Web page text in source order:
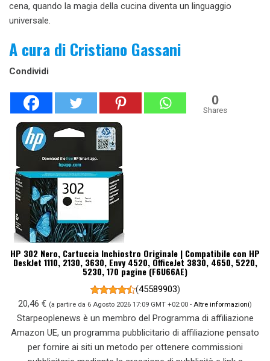
cena, quando la magia della cucina diventa un linguaggio
universale.
A cura di Cristiano Gassani
Condividi
0
Shares
HP 302 Nero, Cartuccia Inchiostro Originale | Compatibile con HP
DeskJet 1110, 2130, 3630, Envy 4520, OfficeJet 3830, 4650, 5220,
5230, 170 pagine (F6U66AE)
(45589903)
20,46 € (a partire da 6 Agosto 2026 17:09 GMT +02:00 - Altre informazioni)
Starpeoplenews è un membro del Programma di affiliazione
Amazon UE, un programma pubblicitario di affiliazione pensato
per fornire ai siti un metodo per ottenere commissioni